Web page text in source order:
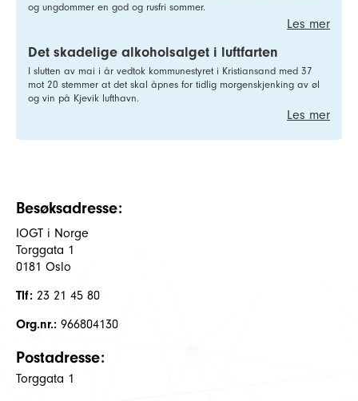
og ungdommer en god og rusfri sommer.
Les mer
Det skadelige alkoholsalget i luftfarten
I slutten av mai i år vedtok kommunestyret i Kristiansand med 37
mot 20 stemmer at det skal åpnes for tidlig morgenskjenking av øl
og vin på Kjevik lufthavn.
Les mer
Besøksadresse:
IOGT i Norge
Torggata 1
0181 Oslo
Tlf: 23 21 45 80
Org.nr.: 966804130
Postadresse:
Torggata 1